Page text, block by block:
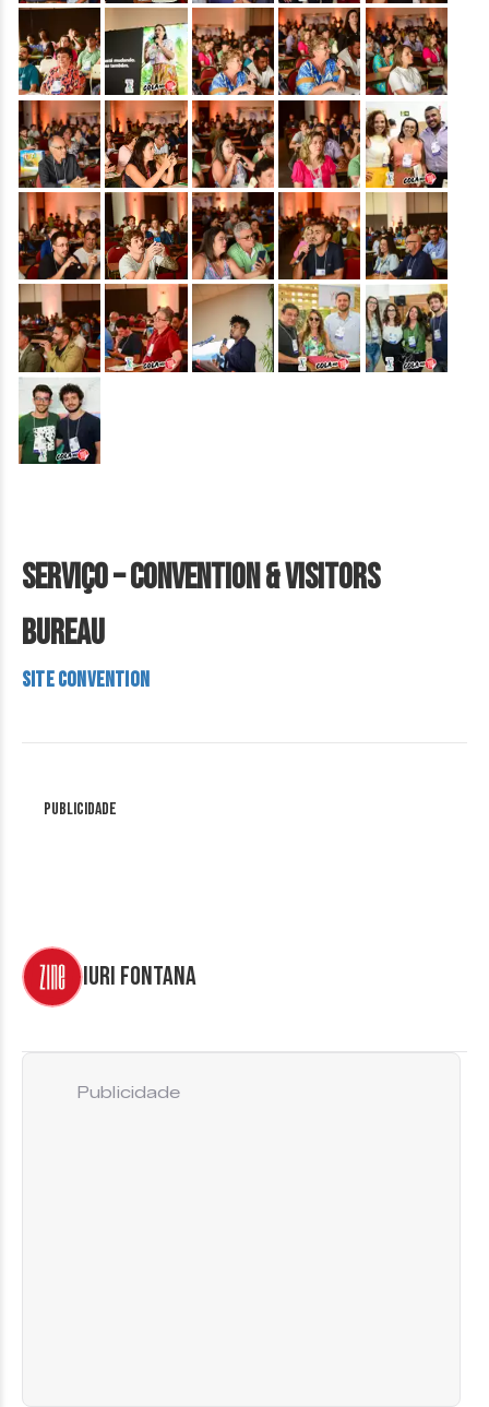
&nbsp; &nbsp; &nbsp; &nbsp; &nbsp;
&nbsp; &nbsp; &nbsp; &nbsp; &nbsp;
&nbsp; &nbsp; &nbsp; &nbsp; &nbsp;
&nbsp; &nbsp; &nbsp; &nbsp; &nbsp;
&nbsp;
Serviço – Convention & Visitors
Bureau
site Convention
Publicidade
Iuri Fontana
Publicidade